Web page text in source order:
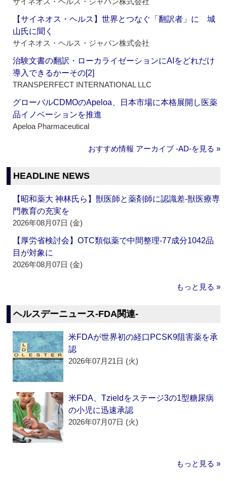
【サイネオス・ヘルス】世界とつなぐ「翻訳者」に 城
山氏に聞く
サイネオス・ヘルス・ジャパン株式会社
治験文書の翻訳・ローカライゼーションにAIをどれだけ
導入できるかーその[2]
TRANSPERFECT INTERNATIONAL LLC
グローバルCDMOのApeloa、日本市場に本格展開し医薬
品イノベーションを推進
Apeloa Pharmaceutical
おすすめ情報 アーカイブ ‐AD‐を見る »
HEADLINE NEWS
【昭和薬大 神林氏ら】獣医師と薬剤師に認識差‐獣医療専
門教育の充実を
2026年08月07日 (金)
【厚労省検討会】OTC類似薬で中間整理‐77成分1042品
目が対象に
2026年08月07日 (金)
もっと見る »
ヘルスデーニュース‐FDA関連‐
米FDAが世界初の経口PCSK9阻害薬を承
認
2026年07月21日 (火)
米FDA、Tzieldをステージ3の1型糖尿病
の小児に迅速承認
2026年07月07日 (火)
もっと見る »